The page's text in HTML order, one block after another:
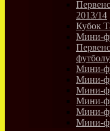
2013/14
Кубок
Мини-
Мини-
Мини-
Мини-
Мини-
Мини-
Мини-